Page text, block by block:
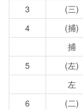
3
(三)
4
(捕)
捕
5
(左)
左
6
(二)